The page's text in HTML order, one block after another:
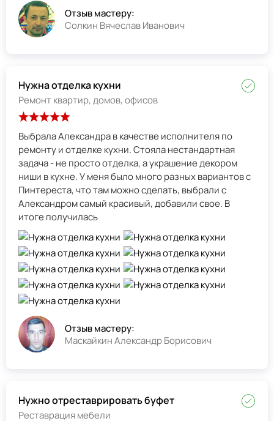
Отзыв мастеру:
Солкин Вячеслав Иванович
Нужна отделка кухни
Ремонт квартир, домов, офисов
Выбрала Александра в качестве исполнителя по
ремонту и отделке кухни. Стояла нестандартная
задача - не просто отделка, а украшение декором
ниши в кухне. У меня было много разных вариантов с
Пинтереста, что там можно сделать, выбрали с
Александром самый красивый, добавили свое. В
итоге получилась
Отзыв мастеру:
Маскайкин Александр Борисович
Нужно отреставрировать буфет
Реставрация мебели